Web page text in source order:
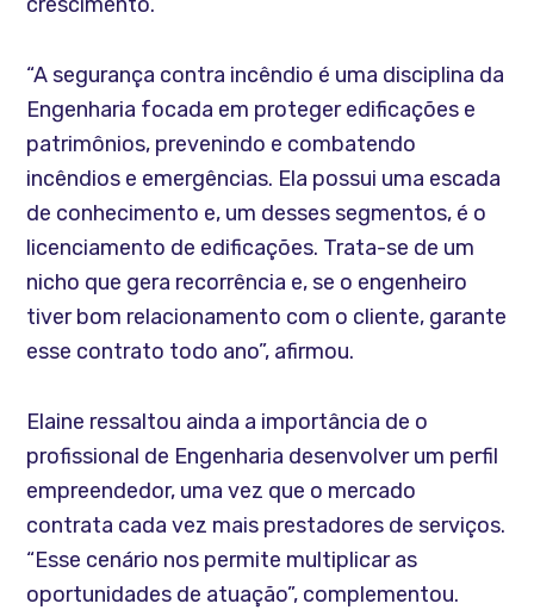
“A segurança contra incêndio é uma disciplina da
Engenharia focada em proteger edificações e
patrimônios, prevenindo e combatendo
incêndios e emergências. Ela possui uma escada
de conhecimento e, um desses segmentos, é o
licenciamento de edificações. Trata-se de um
nicho que gera recorrência e, se o engenheiro
tiver bom relacionamento com o cliente, garante
esse contrato todo ano”, afirmou.
Elaine ressaltou ainda a importância de o
profissional de Engenharia desenvolver um perfil
empreendedor, uma vez que o mercado
contrata cada vez mais prestadores de serviços.
“Esse cenário nos permite multiplicar as
oportunidades de atuação”, complementou.